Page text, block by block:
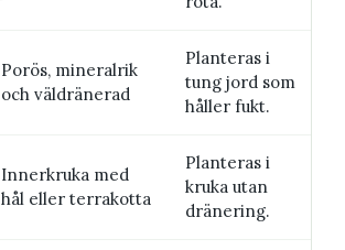
Porös, mineralrik
och väldränerad
Planteras i
tung jord som
håller fukt.
Innerkruka med
hål eller terrakotta
Planteras i
kruka utan
dränering.